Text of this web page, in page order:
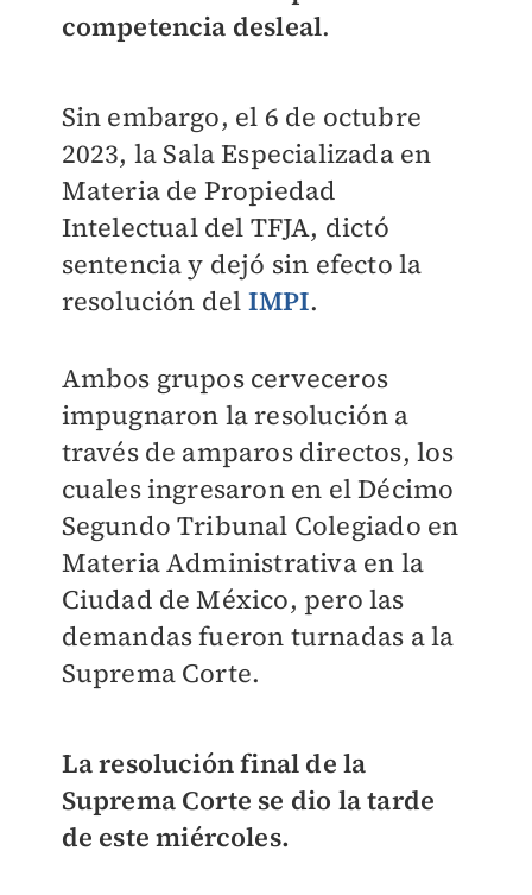
competencia desleal.
Sin embargo, el 6 de octubre
2023, la Sala Especializada en
Materia de Propiedad
Intelectual del TFJA, dictó
sentencia y dejó sin efecto la
resolución del IMPI.
Ambos grupos cerveceros
impugnaron la resolución a
través de amparos directos, los
cuales ingresaron en el Décimo
Segundo Tribunal Colegiado en
Materia Administrativa en la
Ciudad de México, pero las
demandas fueron turnadas a la
Suprema Corte.
La resolución final de la
Suprema Corte se dio la tarde
de este miércoles.